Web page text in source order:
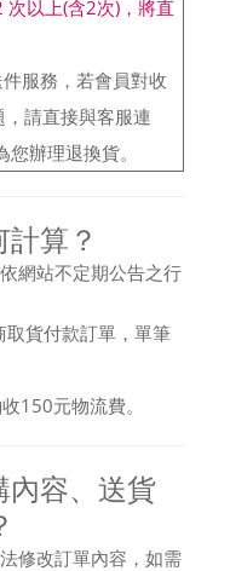
以上(含2次)，將直
服務，若會員對收
請直接與客服連
辦理退換貨。
算？
網站不定期公告之行
貨付款訂單，單筆
150元物流費。
內容、送貨
修改訂單內容，如需